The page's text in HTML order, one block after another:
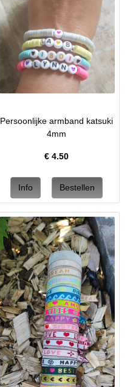
Persoonlijke armband katsuki
4mm
€4.50